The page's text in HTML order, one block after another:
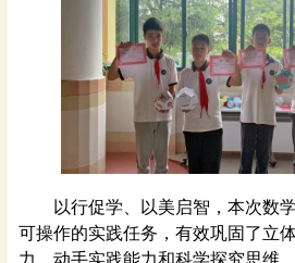
以行促学、以美启智，本次数
可操作的实践任务，有效巩固了立
力、动手实践能力和科学探究思维。